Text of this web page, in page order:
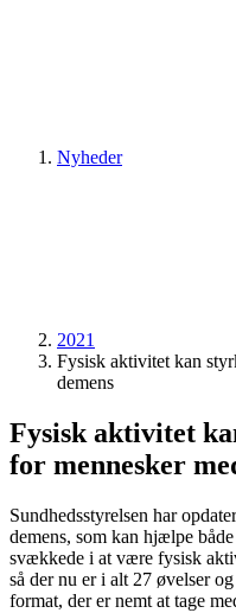
Nyheder
2021
Fysisk aktivitet kan
demens
Fysisk aktivitet
for mennesker
Sundhedsstyrelsen har
demens, som kan hjælpe
svækkede i at være fysisk
så der nu er i alt 27 øvelser
format, der er nemt at tage